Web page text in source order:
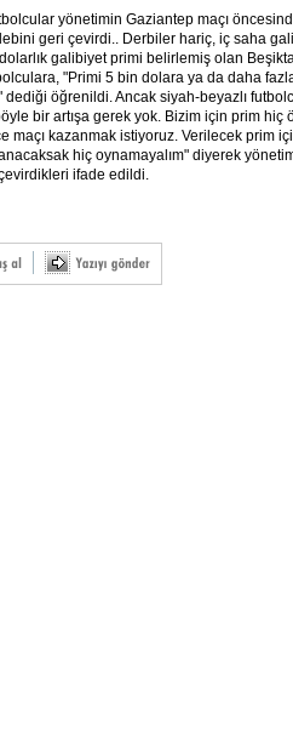
yönetimin Gaziantep maçı
geri çevirdi.. Derbiler hariç, iç saha
galibiyet primi belirlemiş olan
"Primi 5 bin dolara ya da daha
dediği öğrenildi. Ancak siyah-beyazlı
bir artışa gerek yok. Bizim için prim hiç
maçı kazanmak istiyoruz. Verilecek prim
hiç oynamayalım" diyerek
ifade edildi.